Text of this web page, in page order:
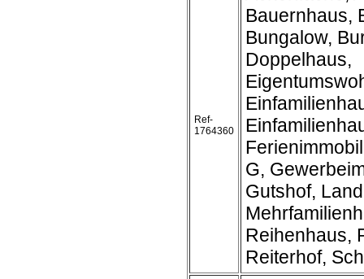
Ref-
1764360
Bauernhaus,
Bungalow,
Doppelhaus,
G,
Gutshof,
Reihenhaus,
Reiterhof,